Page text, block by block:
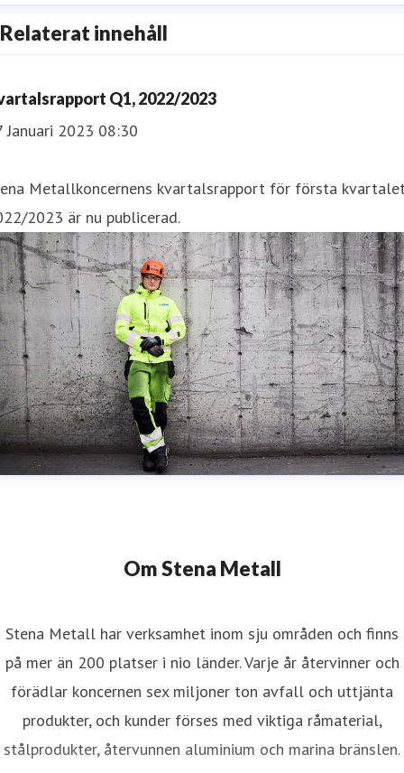
Waltersson
Relaterat innehåll
Q1, 2022/2023
Januari 2023 08:30
Metallkoncernens kvartalsrapport för första
2023 är nu publicerad.
Om Stena Metall
Stena Metall har verksamhet inom sju områden och finns
på mer än 200 platser i nio länder. Varje år återvinner och
förädlar koncernen sex miljoner ton avfall och uttjänta
produkter, och kunder förses med viktiga råmaterial,
stålprodukter, återvunnen aluminium och marina bränslen.